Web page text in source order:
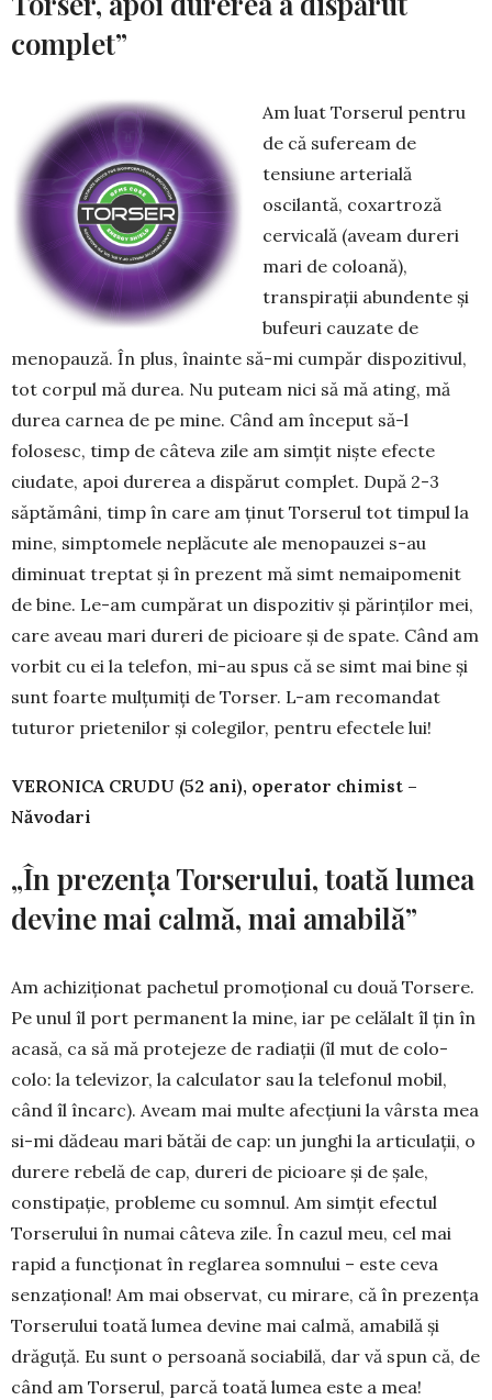
complet”
Am luat Torserul pentru
de că sufeream de
tensiune arterială
oscilantă, coxartroză
cervicală (aveam dureri
mari de coloană),
transpiraţii abundente şi
bufeuri cauzate de
menopauză. În plus, înainte să-mi cumpăr dispozitivul,
tot corpul mă durea. Nu puteam nici să mă ating, mă
durea carnea de pe mine. Când am început să-l
folosesc, timp de câteva zile am simţit nişte efecte
ciudate, apoi durerea a dispărut complet. După 2-3
săptămâni, timp în care am ţinut Torserul tot timpul la
mine, simptomele neplăcute ale menopauzei s-au
diminuat treptat şi în prezent mă simt nemaipomenit
de bine. Le-am cumpărat un dispozitiv şi părinţilor mei,
care aveau mari dureri de picioare şi de spate. Când am
vorbit cu ei la telefon, mi-au spus că se simt mai bine şi
sunt foarte mulţumiţi de Torser. L-am recomandat
tuturor prietenilor şi colegilor, pentru efectele lui!
VERONICA CRUDU (52 ani), operator chimist –
Năvodari
„În prezenţa Torserului, toată lumea
devine mai calmă, mai amabilă”
Am achiziţionat pachetul promoţional cu două Torsere.
Pe unul îl port permanent la mine, iar pe celălalt îl ţin în
acasă, ca să mă protejeze de radiaţii (îl mut de colo-
colo: la televizor, la calculator sau la telefonul mobil,
când îl încarc). Aveam mai multe afecţiuni la vârsta mea
si-mi dădeau mari bătăi de cap: un junghi la articulaţii, o
durere rebelă de cap, dureri de picioare şi de şale,
constipaţie, probleme cu somnul. Am simţit efectul
Torserului în numai câteva zile. În cazul meu, cel mai
rapid a funcţionat în reglarea somnului – este ceva
senzaţional! Am mai observat, cu mirare, că în prezenţa
Torserului toată lumea devine mai calmă, amabilă şi
drăguţă. Eu sunt o persoană sociabilă, dar vă spun că, de
când am Torserul, parcă toată lumea este a mea!